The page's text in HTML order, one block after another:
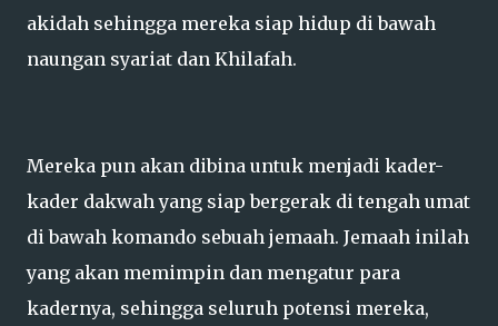
akidah sehingga mereka siap hidup di bawah
naungan syariat dan Khilafah.
Mereka pun akan dibina untuk menjadi kader-
kader dakwah yang siap bergerak di tengah umat
di bawah komando sebuah jemaah. Jemaah inilah
yang akan memimpin dan mengatur para
kadernya, sehingga seluruh potensi mereka,